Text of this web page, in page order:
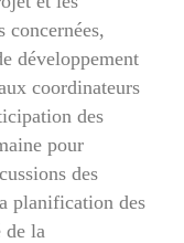
concernées,
développement
coordinateurs
des
pour
des
planification des
de la